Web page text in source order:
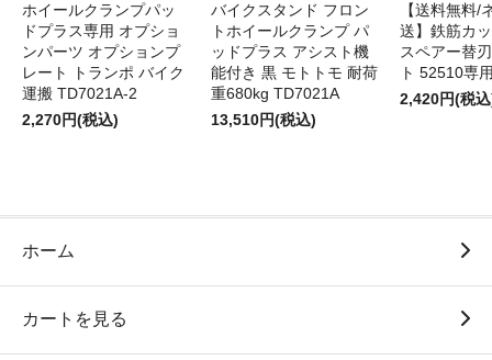
ホイールクランプパッ
ドプラス専用 オプショ
ンパーツ オプションプ
レート トランポ バイク
運搬 TD7021A-2
2,270円(税込)
バイクスタンド フロン
トホイールクランプ パ
ッドプラス アシスト機
能付き 黒 モトトモ 耐荷
重680kg TD7021A
13,510円(税込)
【送料無料/
送】鉄筋カ
スペアー替
ト 52510専
2,420円(税
ホーム
カートを見る